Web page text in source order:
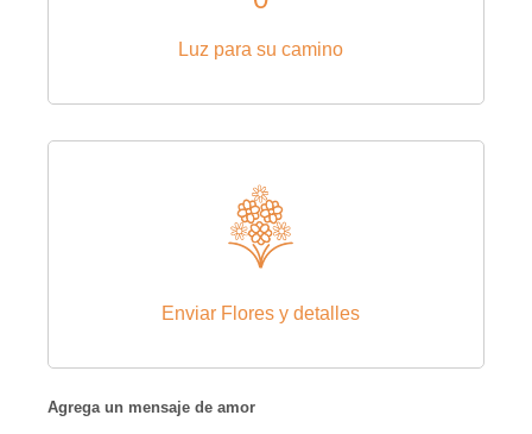
Luz para su camino
Enviar Flores y detalles
Agrega un mensaje de amor